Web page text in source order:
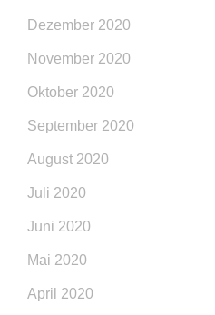
Dezember 2020
November 2020
Oktober 2020
September 2020
August 2020
Juli 2020
Juni 2020
Mai 2020
April 2020